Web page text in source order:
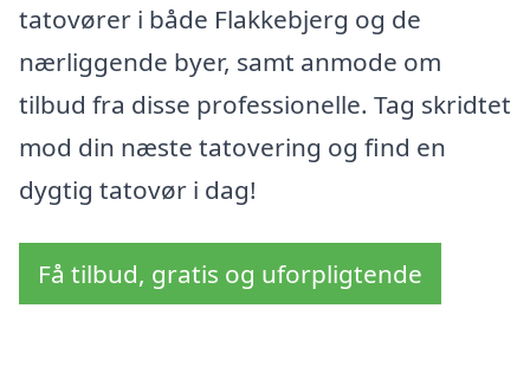
tatovører i både Flakkebjerg og de
nærliggende byer, samt anmode om
tilbud fra disse professionelle. Tag skridtet
mod din næste tatovering og find en
dygtig tatovør i dag!
Få tilbud, gratis og uforpligtende